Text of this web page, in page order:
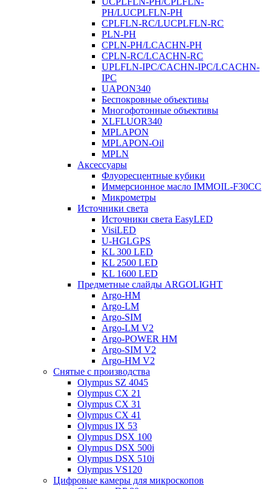
PH/LUCPLFLN-PH
CPLFLN-RC/LUCPLFLN-RC
PLN-PH
CPLN-PH/LCACHN-PH
CPLN-RC/LCACHN-RC
UPLFLN-IPC/CACHN-IPC/LCACHN-
IPC
UAPON340
Беспокровные объективы
Многофотонные объективы
XLFLUOR340
MPLAPON
MPLAPON-Oil
MPLN
Аксессуары
Флуоресцентные кубики
Иммерсионное масло IMMOIL-F30CC
Микрометры
Источники света
Источники света EasyLED
VisiLED
U-HGLGPS
KL 300 LED
KL 2500 LED
KL 1600 LED
Предметные слайды ARGOLIGHT
Argo-HM
Argo-LM
Argo-SIM
Argo-LM V2
Argo-POWER HM
Argo-SIM V2
Argo-HM V2
Снятые с производства
Olympus SZ 4045
Olympus CX 21
Olympus CX 31
Olympus CX 41
Olympus IX 53
Olympus DSX 100
Olympus DSX 500i
Olympus DSX 510i
Olympus VS120
Цифровые камеры для микроскопов